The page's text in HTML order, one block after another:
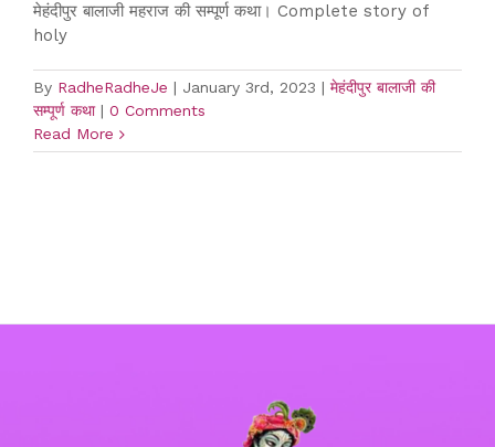
मेहंदीपुर बालाजी महराज की सम्पूर्ण कथा। Complete story of
holy
By RadheRadheJe | January 3rd, 2023 | मेहंदीपुर बालाजी की
सम्पूर्ण कथा | 0 Comments
Read More